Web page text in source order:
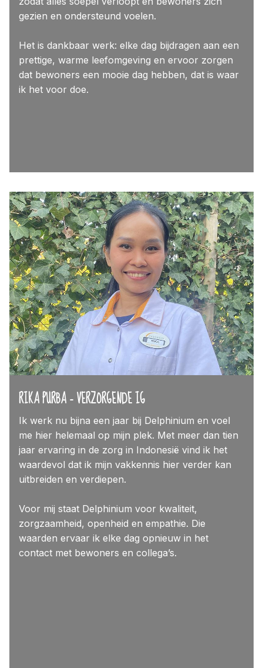
gezien en ondersteund voelen.
Het is dankbaar werk: elke dag bijdragen aan een
prettige, warme leefomgeving en ervoor zorgen
dat bewoners een mooie dag hebben, dat is waar
ik het voor doe.
RIKA PURBA – VERZORGENDE IG
Ik werk nu bijna een jaar bij Delphinium en voel
me hier helemaal op mijn plek. Met meer dan tien
jaar ervaring in de zorg in Indonesië vind ik het
waardevol dat ik mijn vakkennis hier verder kan
uitbreiden en verdiepen.
Voor mij staat Delphinium voor kwaliteit,
zorgzaamheid, openheid en empathie. Die
waarden ervaar ik elke dag opnieuw in het
contact met bewoners en collega’s.